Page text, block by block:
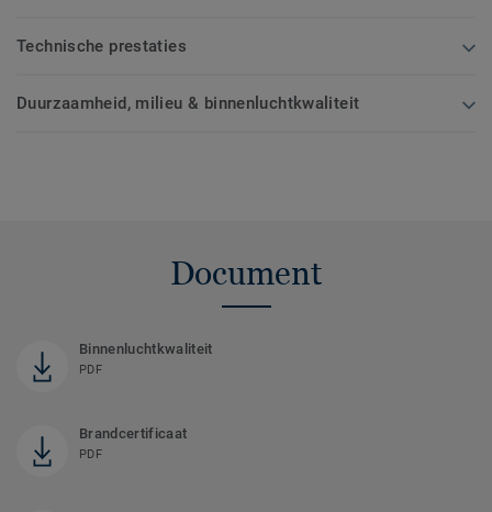
Technische prestaties
Duurzaamheid, milieu & binnenluchtkwaliteit
Document
Binnenluchtkwaliteit
PDF
Brandcertificaat
PDF